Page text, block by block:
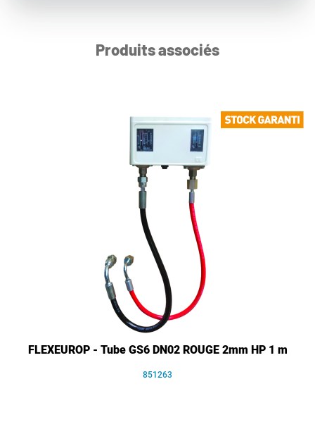
Produits associés
FLEXEUROP - Tube GS6 DN02 ROUGE 2mm HP 1 m
851263